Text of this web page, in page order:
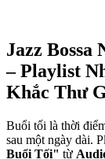
Jazz Bossa
– Playlist
Khắc Thư
Buổi tối là thời
sau một ngày dài.
Buổi Tối" từ